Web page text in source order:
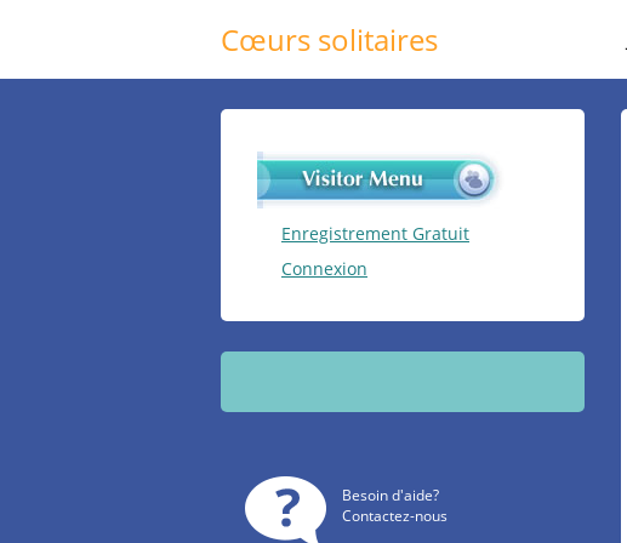
Cœurs solitaires
Enregistrement Gratuit
Connexion
Besoin d'aide?
Contactez-nous